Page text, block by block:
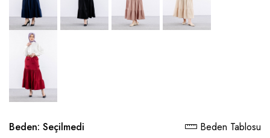
Beden: Seçilmedi Beden Tablosu